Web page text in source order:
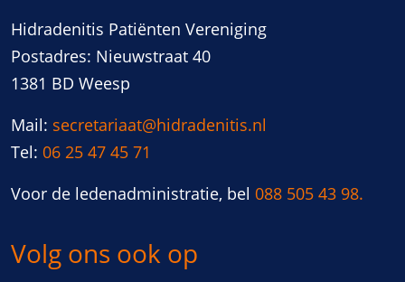
Hidradenitis Patiënten Vereniging
Postadres: Nieuwstraat 40
1381 BD Weesp
Mail: secretariaat@hidradenitis.nl
Tel: 06 25 47 45 71
Voor de ledenadministratie, bel 088 505 43 98.
Volg ons ook op